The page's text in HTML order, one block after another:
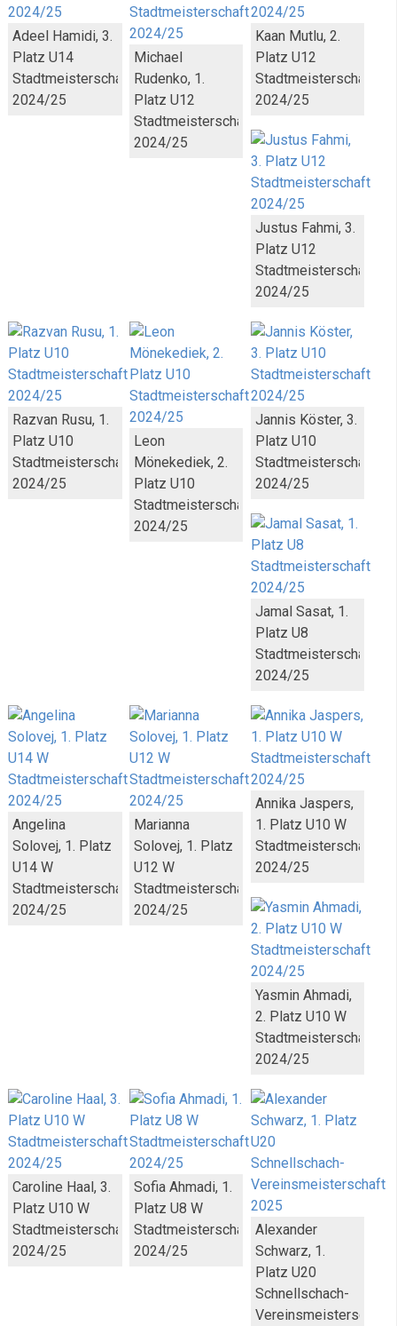
Adeel Hamidi, 3.
Platz U14
Stadtmeisterschaft
2024/25
Michael
Rudenko, 1.
Platz U12
Stadtmeisterschaft
2024/25
Kaan Mutlu, 2.
Platz U12
Stadtmeisterschaft
2024/25
Justus Fahmi, 3.
Platz U12
Stadtmeisterschaft
2024/25
Razvan Rusu, 1.
Platz U10
Stadtmeisterschaft
2024/25
Leon
Mönekediek, 2.
Platz U10
Stadtmeisterschaft
2024/25
Jannis Köster, 3.
Platz U10
Stadtmeisterschaft
2024/25
Jamal Sasat, 1.
Platz U8
Stadtmeisterschaft
2024/25
Angelina
Solovej, 1. Platz
U14 W
Stadtmeisterschaft
2024/25
Marianna
Solovej, 1. Platz
U12 W
Stadtmeisterschaft
2024/25
Annika Jaspers,
1. Platz U10 W
Stadtmeisterschaft
2024/25
Yasmin Ahmadi,
2. Platz U10 W
Stadtmeisterschaft
2024/25
Caroline Haal, 3.
Platz U10 W
Stadtmeisterschaft
2024/25
Sofia Ahmadi, 1.
Platz U8 W
Stadtmeisterschaft
2024/25
Alexander
Schwarz, 1.
Platz U20
Schnellschach-
Vereinsmeisterschaft